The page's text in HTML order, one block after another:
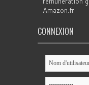
Amazon.fr
CONNEXION